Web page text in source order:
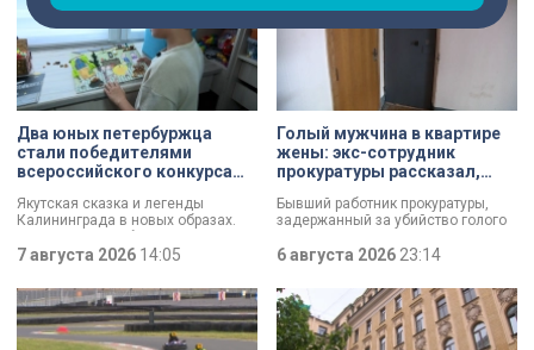
Два юных петербуржца
стали победителями
всероссийского конкурса
Якутская сказка и легенды
Калининграда в новых образах.
победителями всероссийского
Россия». Их работы с
использованием бересты, листьев
и янтаря дали новое прочтение
народным сюжетам.
7 августа 2026 14:05
Голый мужчина в квартире
жены: экс-сотрудник
прокуратуры рассказал,
Бывший работник прокуратуры,
задержанный за убийство голого
которые толкнули его на страшное
вынес мертвеца из дома на улице
Луначарского, выдавая
бездыханного мужчину за
изрядно перебравшего приятеля.
6 августа 202623:14